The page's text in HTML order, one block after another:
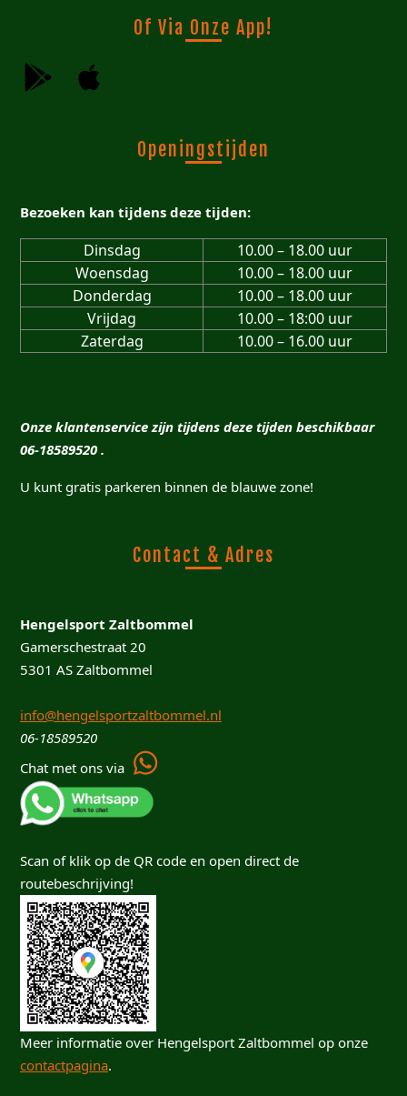
Of Via Onze App!
Openingstijden
Bezoeken kan tijdens deze tijden:
Dinsdag
10.00 – 18.00 uur
Woensdag
10.00 – 18.00 uur
Donderdag
10.00 – 18.00 uur
Vrijdag
10.00 – 18:00 uur
Zaterdag
10.00 – 16.00 uur
Onze klantenservice zijn tijdens deze tijden beschikbaar
06-18589520 .
U kunt gratis parkeren binnen de blauwe zone!
Contact & Adres
Hengelsport Zaltbommel
Gamerschestraat 20
5301 AS Zaltbommel
info@hengelsportzaltbommel.nl
06-18589520
Chat met ons via
Scan of klik op de QR code en open direct de
routebeschrijving!
Meer informatie over Hengelsport Zaltbommel op onze
contactpagina.